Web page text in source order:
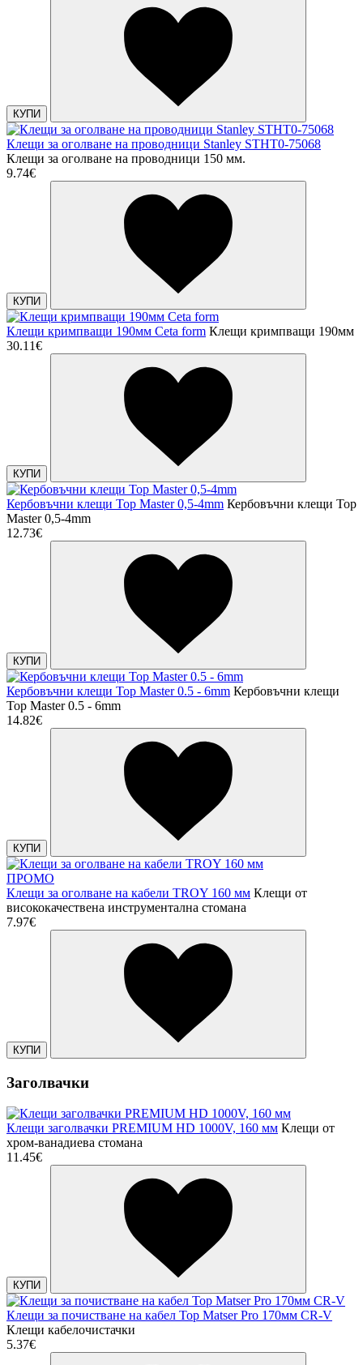
КУПИ
Клещи за оголване на проводници Stanley STHT0-75068
Клещи за оголване на проводници 150 мм.
9.74€
КУПИ
Клещи кримпващи 190мм Ceta form Клещи кримпващи 190мм
30.11€
КУПИ
Кербовъчни клещи Top Master 0,5-4mm Кербовъчни клещи Top
Master 0,5-4mm
12.73€
КУПИ
Кербовъчни клещи Top Master 0.5 - 6mm Кербовъчни клещи
Top Master 0.5 - 6mm
14.82€
КУПИ
ПРОМО
Клещи за оголване на кабели TROY 160 мм Клещи от
висококачествена инструментална стомана
7.97€
КУПИ
Заголвачки
Клещи заголвачки PREMIUM HD 1000V, 160 мм Клещи от
хром-ванадиева стомана
11.45€
КУПИ
Клещи за почистване на кабел Top Matser Pro 170мм CR-V
Клещи кабелочистачки
5.37€